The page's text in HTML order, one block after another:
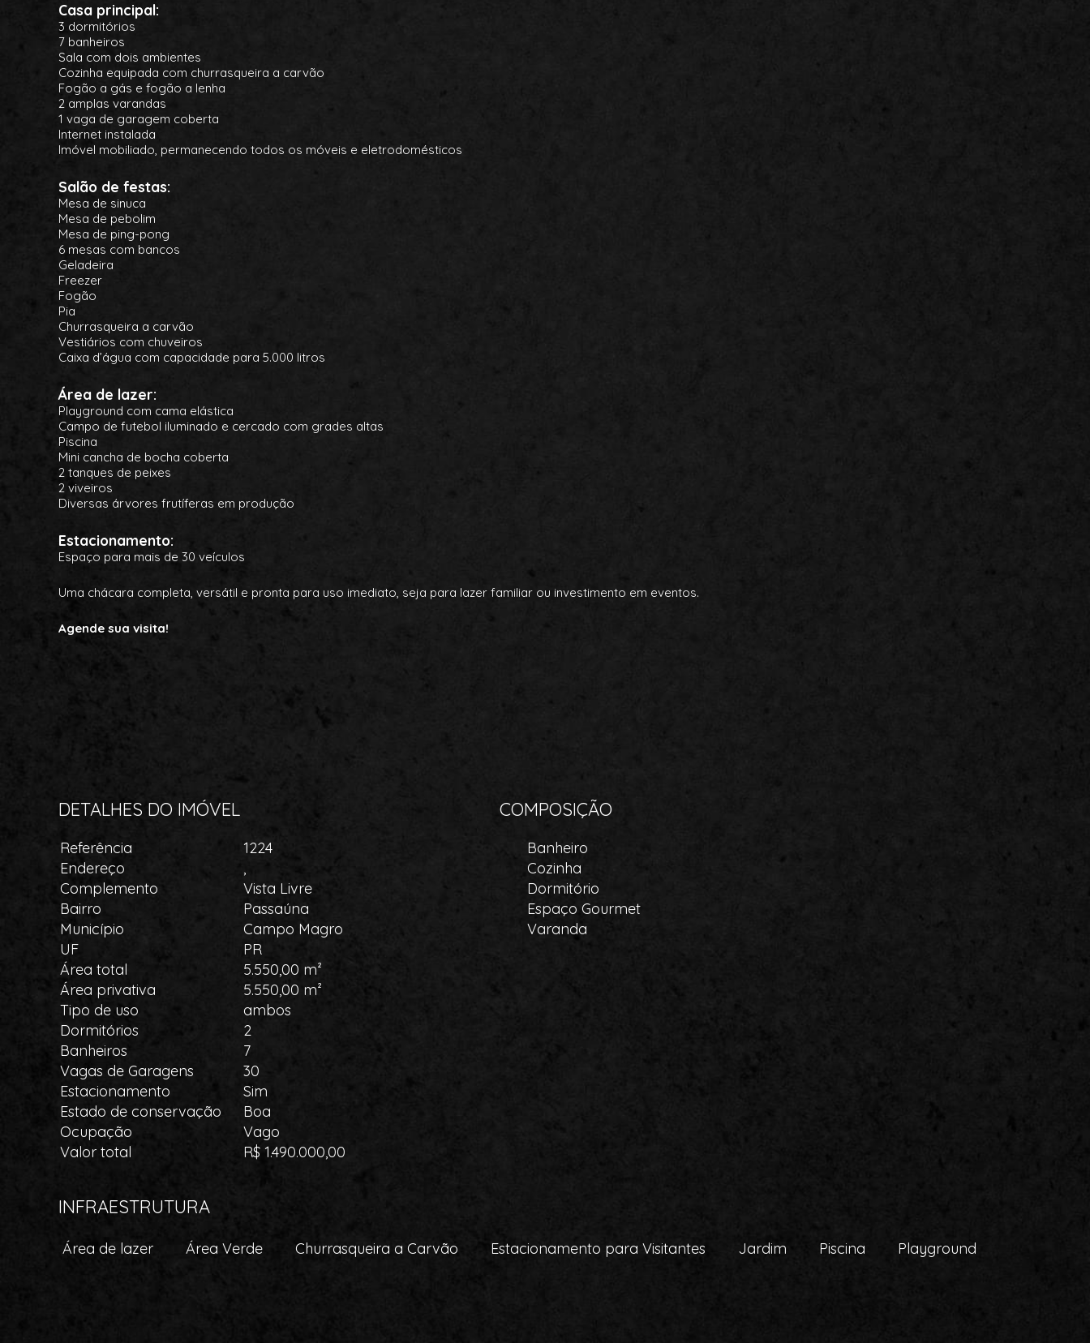
Casa principal:
3 dormitórios
7 banheiros
Sala com dois ambientes
Cozinha equipada com churrasqueira a carvão
Fogão a gás e fogão a lenha
2 amplas varandas
1 vaga de garagem coberta
Internet instalada
Imóvel mobiliado, permanecendo todos os móveis e eletrodomésticos
Salão de festas:
Mesa de sinuca
Mesa de pebolim
Mesa de ping-pong
6 mesas com bancos
Geladeira
Freezer
Fogão
Pia
Churrasqueira a carvão
Vestiários com chuveiros
Caixa d’água com capacidade para 5.000 litros
Área de lazer:
Playground com cama elástica
Campo de futebol iluminado e cercado com grades altas
Piscina
Mini cancha de bocha coberta
2 tanques de peixes
2 viveiros
Diversas árvores frutíferas em produção
Estacionamento:
Espaço para mais de 30 veículos
Uma chácara completa, versátil e pronta para uso imediato, seja para lazer familiar ou investimento em eventos.
Agende sua visita!
DETALHES DO IMÓVEL
Referência
1224
Endereço
,
Complemento
Vista Livre
Bairro
Passaúna
Município
Campo Magro
UF
PR
Área total
5.550,00 m²
Área privativa
5.550,00 m²
Tipo de uso
ambos
Dormitórios
2
Banheiros
7
Vagas de Garagens
30
Estacionamento
Sim
Estado de conservação
Boa
Ocupação
Vago
Valor total
R$ 1.490.000,00
COMPOSIÇÃO
Banheiro
Cozinha
Dormitório
Espaço Gourmet
Varanda
INFRAESTRUTURA
Área de lazer Área Verde Churrasqueira a Carvão Estacionamento para Visitantes Jardim Piscina Playground